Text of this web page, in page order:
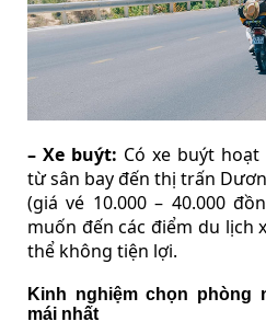
– Xe buýt: Có xe buýt
từ sân bay đến thị trấn
(giá vé 10.000 – 40.000
muốn đến các điểm du lịch
thể không tiện lợi.
Kinh nghiệm chọn phòng
mái nhất